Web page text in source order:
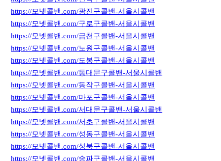
https://모넷콜밴.com/광진구콜밴-서울시콜밴
https://모넷콜밴.com/구로구콜밴-서울시콜밴
https://모넷콜밴.com/금천구콜밴-서울시콜밴
https://모넷콜밴.com/노원구콜밴-서울시콜밴
https://모넷콜밴.com/도봉구콜밴-서울시콜밴
https://모넷콜밴.com/동대문구콜밴-서울시콜밴
https://모넷콜밴.com/동작구콜밴-서울시콜밴
https://모넷콜밴.com/마포구콜밴-서울시콜밴
https://모넷콜밴.com/서대문구콜밴-서울시콜밴
https://모넷콜밴.com/서초구콜밴-서울시콜밴
https://모넷콜밴.com/성동구콜밴-서울시콜밴
https://모넷콜밴.com/성북구콜밴-서울시콜밴
https://모넷콜밴.com/송파구콜밴-서울시콜밴